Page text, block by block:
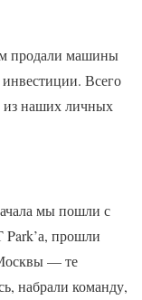
продали машины
Всего
из наших личных
мы пошли с
Park’а, прошли
— те
набрали команду,